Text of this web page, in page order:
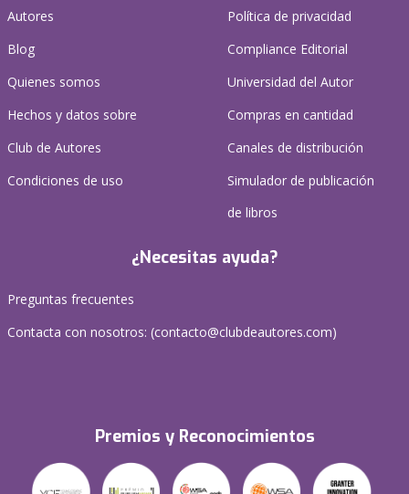
Autores
Blog
Quienes somos
Hechos y datos sobre
Club de Autores
Condiciones de uso
Política de privacidad
Compliance Editorial
Universidad del Autor
Compras en cantidad
Canales de distribución
Simulador de publicación
de libros
¿Necesitas ayuda?
Preguntas frecuentes
Contacta con nosotros: (contacto@clubdeautores.com)
Premios y Reconocimientos